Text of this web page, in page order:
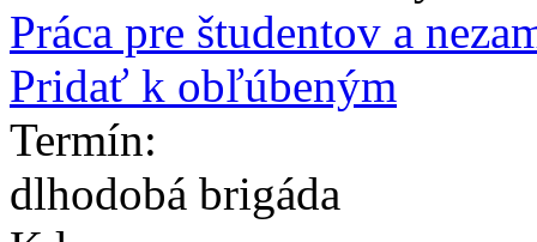
Práca pre študentov a
Pridať k obľúbeným
Termín:
dlhodobá brigáda